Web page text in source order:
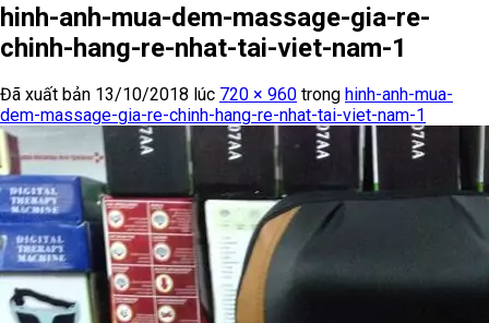
hinh-anh-mua-dem-massage-gia-re-
chinh-hang-re-nhat-tai-viet-nam-1
Đã xuất bản 13/10/2018 lúc 720 × 960 trong hinh-anh-mua-
dem-massage-gia-re-chinh-hang-re-nhat-tai-viet-nam-1